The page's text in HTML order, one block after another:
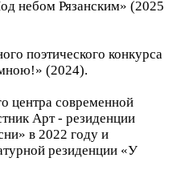
небом Рязанским» (2025
поэтического конкурса
(2024).
центра современной
Арт - резиденции
в 2022 году и
резиденции «У